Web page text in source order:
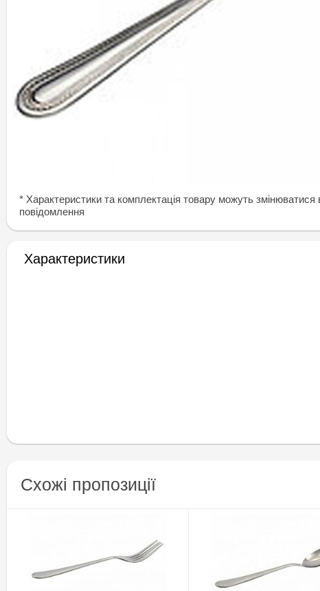
* Характеристики та комплектація товару можуть
повідомлення
Характеристики
Схожі пропозиції